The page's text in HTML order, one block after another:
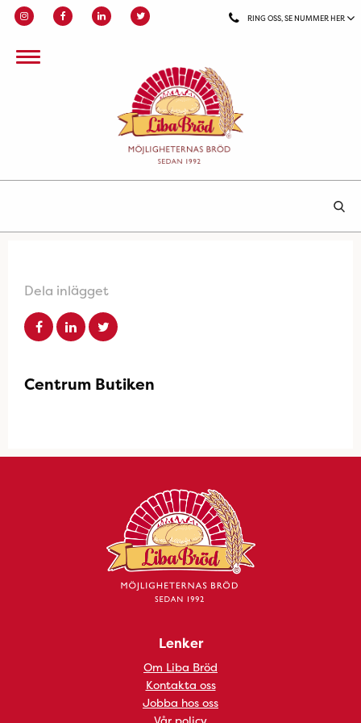
RING OSS, SE NUMMER HER
Dela inlägget
Centrum Butiken
Lenker
Om Liba Bröd
Kontakta oss
Jobba hos oss